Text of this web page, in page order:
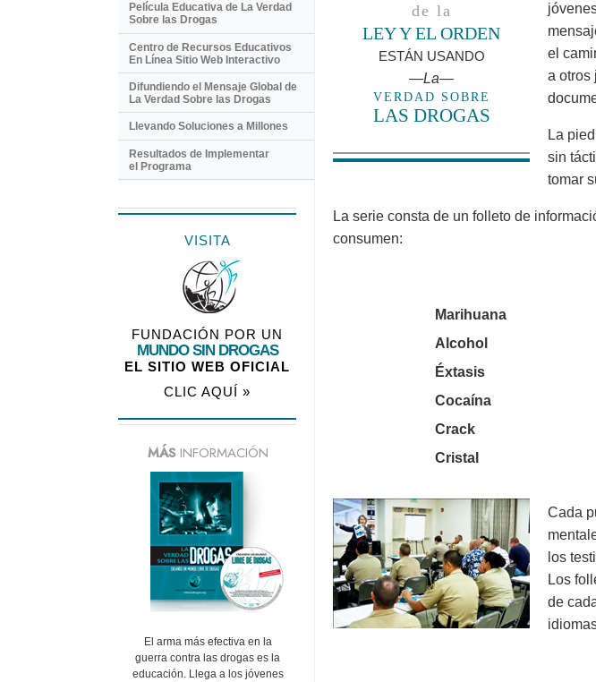
de la
LEY Y EL ORDEN
ESTÁN USANDO
—La—
VERDAD SOBRE
LAS DROGAS
el
a otros
La
sin
tomar
La serie consta de un folleto de
consumen:
Marihuana
Alcohol
Éxtasis
Cocaína
Crack
Cristal
Cada
los
Los
de
Película Educativa de La Verdad
Sobre las Drogas
Centro de Recursos Educativos
En Línea Sitio Web Interactivo
Difundiendo el Mensaje Global de
La Verdad Sobre las Drogas
Llevando Soluciones a Millones
Resultados de Implementar
el Programa
VISITA
FUNDACIÓN POR UN
MUNDO SIN DROGAS
EL SITIO WEB OFICIAL
CLIC AQUÍ »
MÁSINFORMACIÓN
El arma más efectiva en la
guerra contra las drogas es la
educación. Llega a los jóvenes